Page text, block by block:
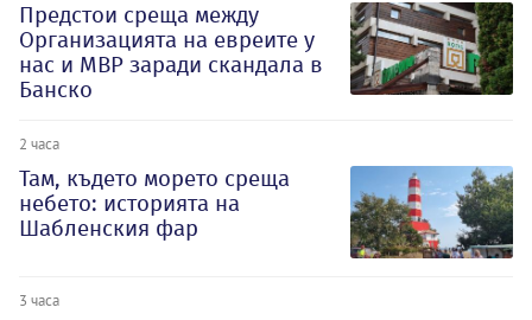
Предстои среща между
Организацията на евреите у
нас и МВР заради скандала в
Банско
2 часа
Там, където морето среща
небето: историята на
Шабленския фар
3 часа